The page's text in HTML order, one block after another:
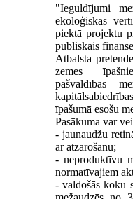
"Ieguldījumi
ekoloģiskās
piektā projektu
publiskais
Atbalsta
zemes
pašvaldības –
īpašumā esošu
Pasākuma var
- jaunaudžu
ar atzarošanu;
- neproduktīvu
normatīvajiem
- valdošās koku